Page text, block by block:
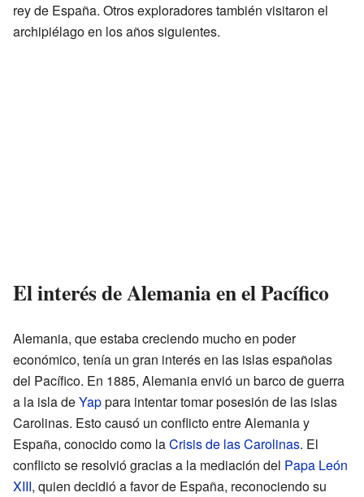
rey de España. Otros exploradores también visitaron el
archipiélago en los años siguientes.
El interés de Alemania en el Pacífico
Alemania, que estaba creciendo mucho en poder
económico, tenía un gran interés en las islas españolas
del Pacífico. En 1885, Alemania envió un barco de guerra
a la isla deYappara intentar tomar posesión de las islas
Carolinas. Esto causó un conflicto entre Alemania y
España, conocido como laCrisis de las Carolinas. El
conflicto se resolvió gracias a la mediación del Papa León
XIII, quien decidió a favor de España, reconociendo su